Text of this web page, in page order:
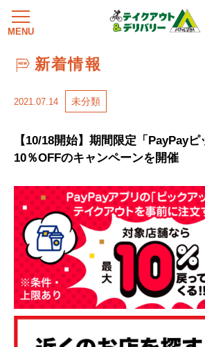
新着情報
2021.07.14 未分類
【10/18開始】期間限定「PayPayピ
10％OFFのキャンペーンを開催